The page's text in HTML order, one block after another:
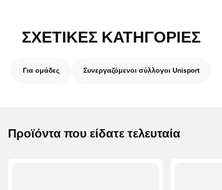
ΣΧΕΤΙΚΈΣ ΚΑΤΗΓΟΡΊΕΣ
Για ομάδες Συνεργαζόμενοι σύλλογοι Unisport
Προϊόντα που είδατε τελευταία